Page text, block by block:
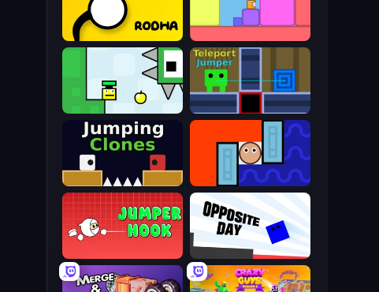
Level EATEN!
Rodha
Teleport Jumper
Appel
Lava and Aqua
Jumping Clones
Opposite Day
Jumper Hook